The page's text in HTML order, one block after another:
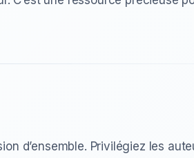
d’ensemble. Privilégiez les